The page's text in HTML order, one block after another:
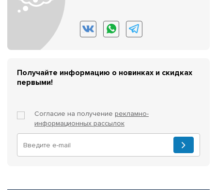
Получайте информацию о новинках и скидках
первыми!
Согласие на получение рекламно-
информационных рассылок